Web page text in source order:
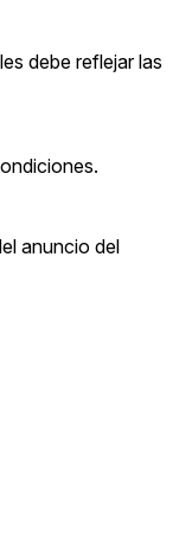
debe reflejar las
anuncio del